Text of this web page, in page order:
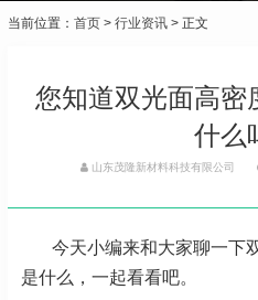
当前位置： 首页 > 行业资讯 > 正文
您知道双光面高密
什么
山东茂隆新材料科技有限公司
今天小编来和大家聊一下
是什么，一起看看吧。